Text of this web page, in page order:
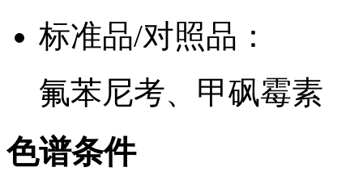
标准品/对照品：
氟苯尼考、甲砜霉素
色谱条件